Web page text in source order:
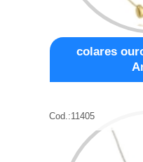
colares
Cod.:11405